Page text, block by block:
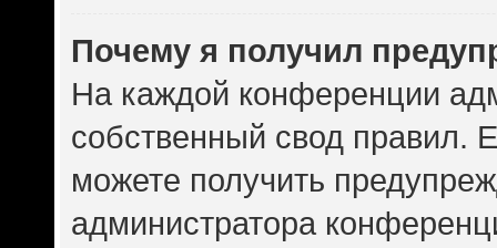
Почему я получил
На каждой конференции
собственный свод правил.
можете получить
администратора